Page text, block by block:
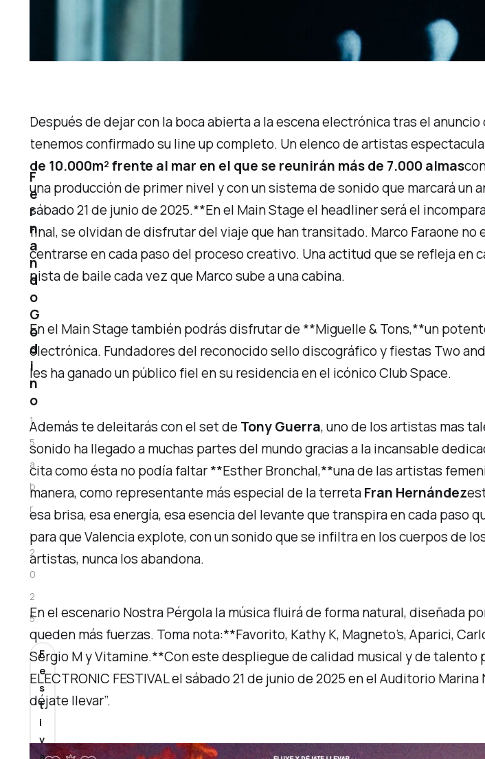
Después de dejar con la boca abierta a la escena electrónica tras el
tenemos confirmado su line up completo. Un elenco de artistas
de 10.000m² frente al mar en el que se reunirán más de 7.000 almas
una producción de primer nivel y con un sistema de sonido que marcará
sábado 21 de junio de 2025.**En el Main Stage el headliner será el
final, se olvidan de disfrutar del viaje que han transitado. Marco Faraone
centrarse en cada paso del proceso creativo. Una actitud que se refleja en
pista de baile cada vez que Marco sube a una cabina.
En el Main Stage también podrás disfrutar de **Miguelle & Tons,**un
electrónica. Fundadores del reconocido sello discográfico y fiestas Two
les ha ganado un público fiel en su residencia en el icónico Club Space.
Además te deleitarás con el set de Tony Guerra, uno de los artistas mas
sonido ha llegado a muchas partes del mundo gracias a la incansable
cita como ésta no podía faltar **Esther Bronchal,**una de las artistas
manera, como representante más especial de la terretaFran Hernández
esa brisa, esa energía, esa esencia del levante que transpira en cada paso
para que Valencia explote, con un sonido que se infiltra en los cuerpos de
artistas, nunca los abandona.
En el escenario Nostra Pérgola la música fluirá de forma natural, diseñada
queden más fuerzas. Toma nota:**Favorito, Kathy K, Magneto’s, Aparici,
Sergio M y Vitamine.**Con este despliegue de calidad musical y de
ELECTRONIC FESTIVAL el sábado 21 de junio de 2025 en el Auditorio
déjate llevar”.
F
e
r
n
a
n
d
o
G
o
d
i
n
o
1
5
a
b
r
2
0
2
5
F
e
s
t
i
v